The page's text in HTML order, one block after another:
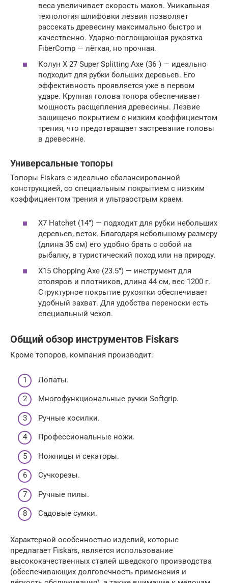
веса увеличивает скорость махов. Уникальная
технология шлифовки лезвия позволяет
рассекать древесину максимально быстро и
качественно. Ударно-поглощающая рукоятка
FiberComp — лёгкая, но прочная.
Колун X 27 Super Splitting Axe (36″) — идеально
подходит для рубки больших деревьев. Его
эффективность проявляется уже в первом
ударе. Крупная голова топора обеспечивает
мощность расщепления древесины. Лезвие
защищено покрытием с низким коэффициентом
трения, что предотвращает застревание головы
в древесине.
Универсальные топоры
Топоры Fiskars с идеально сбалансированной
конструкцией, со специальным покрытием с низким
коэффициентом трения и ультраострым краем.
X7 Hatchet (14″) — подходит для рубки небольших
деревьев, веток. Благодаря небольшому размеру
(длина 35 см) его удобно брать с собой на
рыбалку, в туристический поход или на природу.
X15 Chopping Axe (23.5″) — инструмент для
столяров и плотников, длина 44 см, вес 1200 г.
Структурное покрытие рукоятки обеспечивает
удобный захват. Для удобства переноски есть
специальный чехол.
Общий обзор инструментов Fiskars
Кроме топоров, компания производит:
Лопаты.
Многофункциональные ручки Softgrip.
Ручные косилки.
Профессиональные ножи.
Ножницы и секаторы.
Сучкорезы.
Ручные пилы.
Садовые сумки.
Характерной особенностью изделий, которые
предлагает Fiskars, является использование
высококачественных сталей шведского производства
(обеспечивающих долговечность применения и